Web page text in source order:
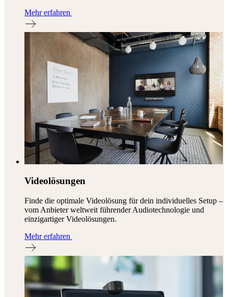
Mehr erfahren
Videolösungen
Finde die optimale Videolösung für dein individuelles Setup –
vom Anbieter weltweit führender Audiotechnologie und
einzigartiger Videolösungen.
Mehr erfahren